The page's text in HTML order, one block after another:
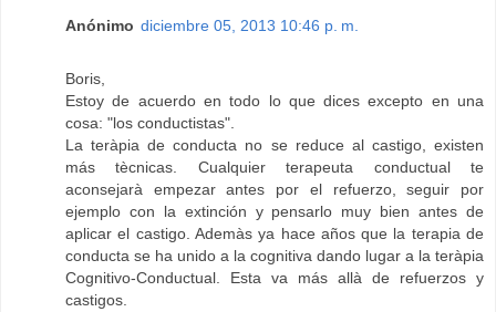
Anónimo diciembre 05, 2013 10:46 p. m.
Boris,
Estoy de acuerdo en todo lo que dices excepto en una
cosa: "los conductistas".
La teràpia de conducta no se reduce al castigo, existen
más tècnicas. Cualquier terapeuta conductual te
aconsejarà empezar antes por el refuerzo, seguir por
ejemplo con la extinción y pensarlo muy bien antes de
aplicar el castigo. Ademàs ya hace años que la terapia de
conducta se ha unido a la cognitiva dando lugar a la teràpia
Cognitivo-Conductual. Esta va más allà de refuerzos y
castigos.